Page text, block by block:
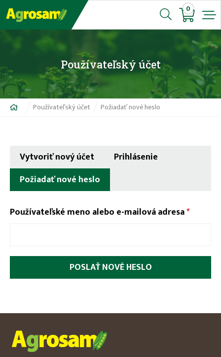
Jump
to
navigation
0
Používateľský účet
Nachádzate
Používateľský účet Požiadať nové heslo
Vytvoriť nový účet
Prihlásenie
Požiadať nové heslo
karta)
Používateľské meno alebo e-mailová adresa*
*
?